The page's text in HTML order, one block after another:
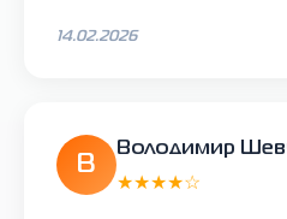
14.02.2026
В
Володимир
★★★★☆